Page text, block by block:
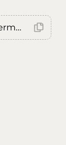
Error: (intermediate value)(intermediate value)(intermediate value).replaceAll is not a function